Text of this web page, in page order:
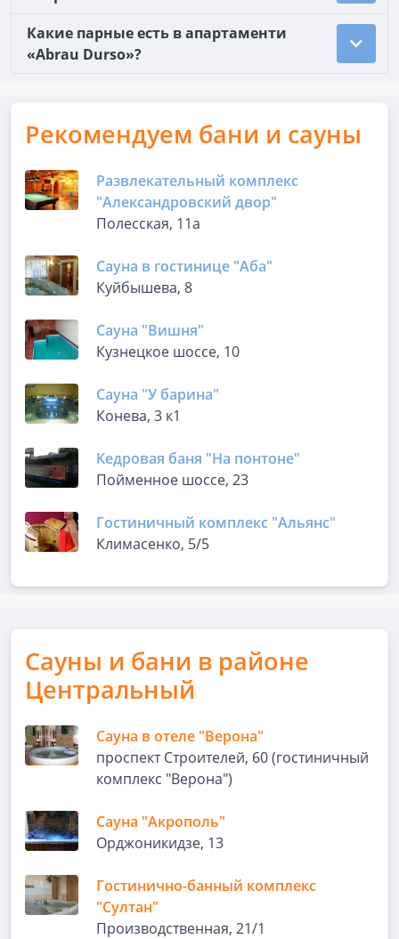
Какие парные есть в апартаменти
«Abrau Durso»?
Рекомендуем бани и сауны
Развлекательный комплекс
"Александровский двор"
Полесская, 11а
Сауна в гостинице "Аба"
Куйбышева, 8
Сауна "Вишня"
Кузнецкое шоссе, 10
Сауна "У барина"
Конева, 3 к1
Кедровая баня "На понтоне"
Пойменное шоссе, 23
Гостиничный комплекс "Альянс"
Климасенко, 5/5
Сауны и бани в районе
Центральный
Сауна в отеле "Верона"
проспект Строителей, 60 (гостиничный
комплекс "Верона")
Сауна "Акрополь"
Орджоникидзе, 13
Гостинично-банный комплекс
"Султан"
Производственная, 21/1